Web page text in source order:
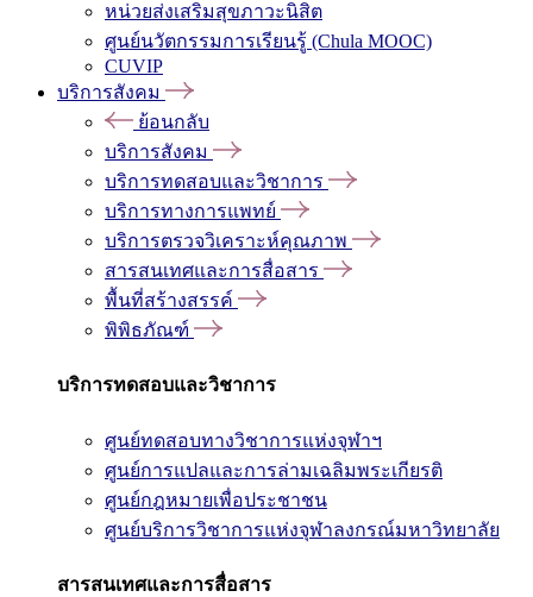
หน่วยส่งเสริมสุขภาวะนิสิต
ศูนย์นวัตกรรมการเรียนรู้ (Chula MOOC)
CUVIP
บริการสังคม
ย้อนกลับ
บริการสังคม
บริการทดสอบและวิชาการ
บริการทางการแพทย์
บริการตรวจวิเคราะห์คุณภาพ
สารสนเทศและการสื่อสาร
พื้นที่สร้างสรรค์
พิพิธภัณฑ์
บริการทดสอบและวิชาการ
ศูนย์ทดสอบทางวิชาการแห่งจุฬาฯ
ศูนย์การแปลและการล่ามเฉลิมพระเกียรติ
ศูนย์กฎหมายเพื่อประชาชน
ศูนย์บริการวิชาการแห่งจุฬาลงกรณ์มหาวิทยาลัย
สารสนเทศและการสื่อสาร